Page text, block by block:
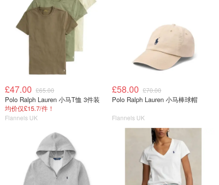
£47.00 £65.00
Polo Ralph Lauren 小马T恤 3件装
均价仅£15.7/件！
Flannels UK
£58.00 £70.00
Polo Ralph Lauren 小马棒球帽
Flannels UK